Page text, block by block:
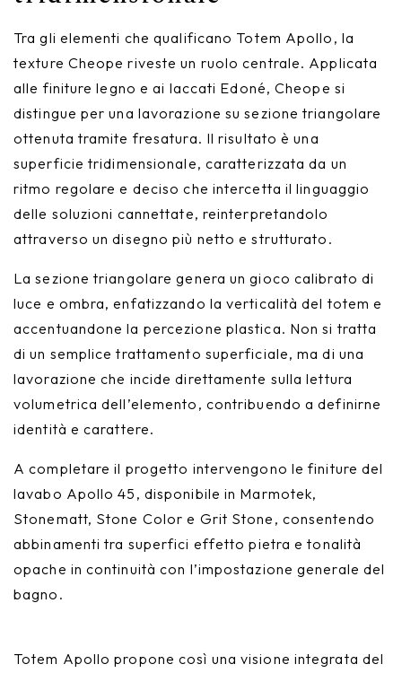
Tra gli elementi che qualificano Totem Apollo, la
texture Cheope riveste un ruolo centrale. Applicata
alle finiture legno e ai laccati Edoné, Cheope si
distingue per una lavorazione su sezione triangolare
ottenuta tramite fresatura. Il risultato è una
superficie tridimensionale, caratterizzata da un
ritmo regolare e deciso che intercetta il linguaggio
delle soluzioni cannettate, reinterpretandolo
attraverso un disegno più netto e strutturato.
La sezione triangolare genera un gioco calibrato di
luce e ombra, enfatizzando la verticalità del totem e
accentuandone la percezione plastica. Non si tratta
di un semplice trattamento superficiale, ma di una
lavorazione che incide direttamente sulla lettura
volumetrica dell’elemento, contribuendo a definirne
identità e carattere.
A completare il progetto intervengono le finiture del
lavabo Apollo 45, disponibile in Marmotek,
Stonematt, Stone Color e Grit Stone, consentendo
abbinamenti tra superfici effetto pietra e tonalità
opache in continuità con l’impostazione generale del
bagno.
Totem Apollo propone così una visione integrata del